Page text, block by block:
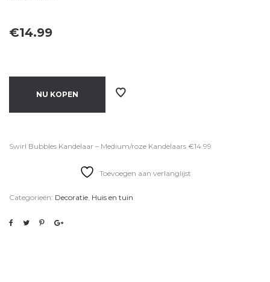
€14.99
NU KOPEN
Swirl Bubbles Kandelaar – Medium/roze Kandelaars €14.99
Toevoegen aan verlanglijst
Categorieën: Decoratie, Huis en tuin